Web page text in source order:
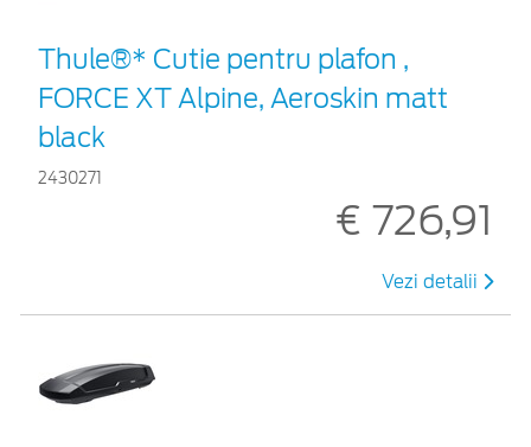
Thule®* Cutie pentru plafon ,
FORCE XT Alpine, Aeroskin matt
black
2430271
€ 726,91
Vezi detalii